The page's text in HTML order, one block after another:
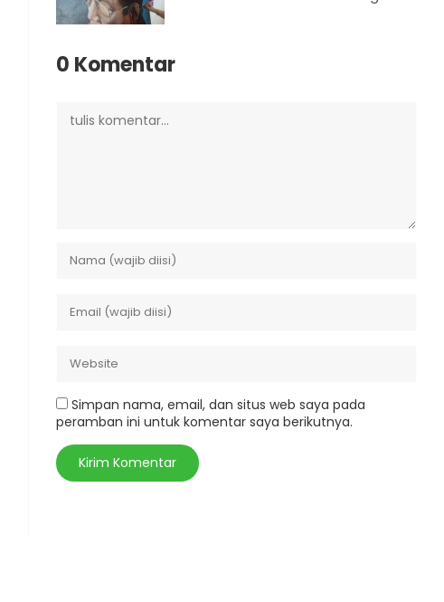
0 Komentar
Simpan nama, email, dan situs web saya pada
peramban ini untuk komentar saya berikutnya.